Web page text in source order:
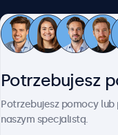
Potrzebujesz
Potrzebujesz pomocy
naszym specjalistą.